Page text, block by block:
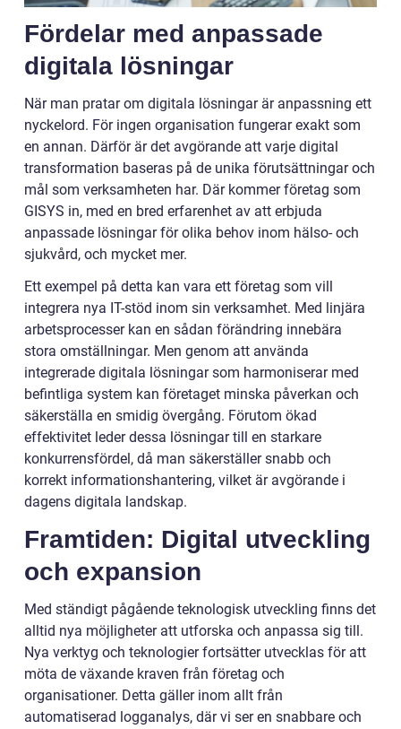
Fördelar med anpassade
digitala lösningar
När man pratar om digitala lösningar är anpassning ett
nyckelord. För ingen organisation fungerar exakt som
en annan. Därför är det avgörande att varje digital
transformation baseras på de unika förutsättningar och
mål som verksamheten har. Där kommer företag som
GISYS in, med en bred erfarenhet av att erbjuda
anpassade lösningar för olika behov inom hälso- och
sjukvård, och mycket mer.
Ett exempel på detta kan vara ett företag som vill
integrera nya IT-stöd inom sin verksamhet. Med linjära
arbetsprocesser kan en sådan förändring innebära
stora omställningar. Men genom att använda
integrerade digitala lösningar som harmoniserar med
befintliga system kan företaget minska påverkan och
säkerställa en smidig övergång. Förutom ökad
effektivitet leder dessa lösningar till en starkare
konkurrensfördel, då man säkerställer snabb och
korrekt informationshantering, vilket är avgörande i
dagens digitala landskap.
Framtiden: Digital utveckling
och expansion
Med ständigt pågående teknologisk utveckling finns det
alltid nya möjligheter att utforska och anpassa sig till.
Nya verktyg och teknologier fortsätter utvecklas för att
möta de växande kraven från företag och
organisationer. Detta gäller inom allt från
automatiserad logganalys, där vi ser en snabbare och